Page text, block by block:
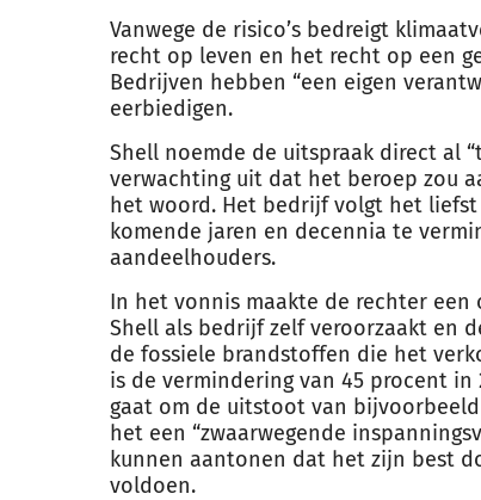
Vanwege de risico’s bedreigt
recht op leven en het recht op een
Bedrijven hebben “een eigen
eerbiedigen.
Shell noemde de uitspraak direct al
verwachting uit dat het beroep zou
het woord. Het bedrijf volgt het
komende jaren en decennia te
aandeelhouders.
In het vonnis maakte de rechter
Shell als bedrijf zelf veroorzaakt en
de fossiele brandstoffen die het
is de vermindering van 45 procent
gaat om de uitstoot van
het een “zwaarwegende
kunnen aantonen dat het zijn best
voldoen.